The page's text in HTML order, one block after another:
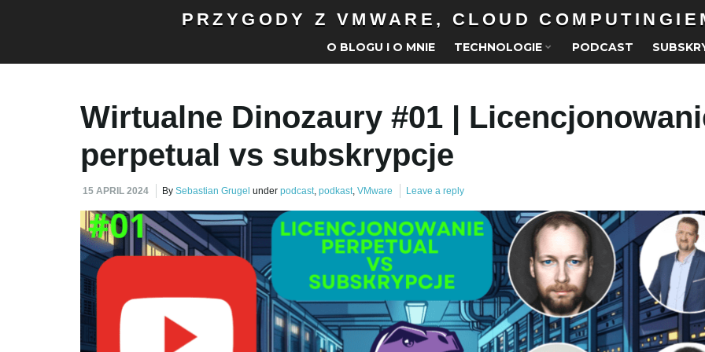
PRZYGODY Z VMWARE, CLOUD
O BLOGU I O MNIE TECHNOLOGIE PODCAST
Wirtualne Dinozaury #01 |
perpetual vs subskrypcje
15 APRIL 2024 By Sebastian Grugel under podcast, podkast, VMware Leave a reply